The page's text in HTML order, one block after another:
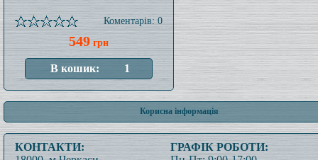
Коментарів: 0
549 грн
Корисна інформація
КОНТАКТИ:
ГРАФІК РОБОТИ: